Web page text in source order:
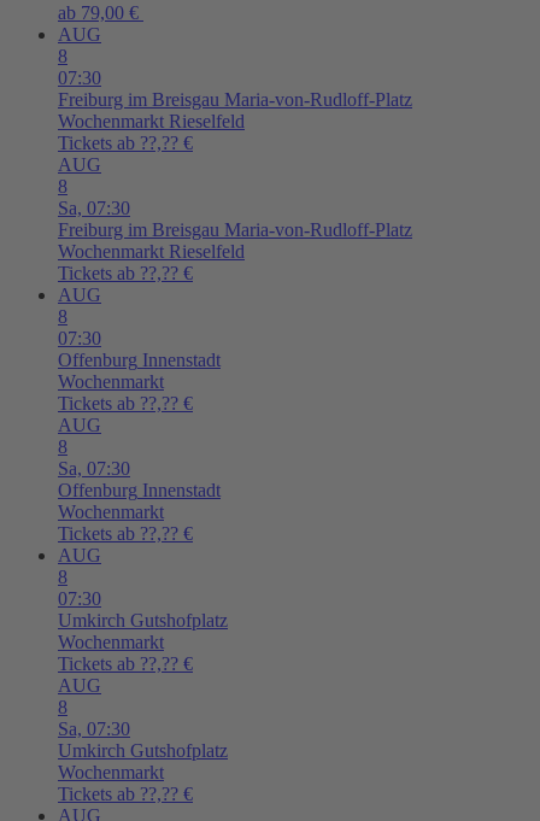
ab 79,00 €
AUG
8
07:30
Freiburg im Breisgau Maria-von-Rudloff-Platz
Wochenmarkt Rieselfeld
Tickets ab ??,?? €
AUG
8
Sa, 07:30
Freiburg im Breisgau Maria-von-Rudloff-Platz
Wochenmarkt Rieselfeld
Tickets ab ??,?? €
AUG
8
07:30
Offenburg Innenstadt
Wochenmarkt
Tickets ab ??,?? €
AUG
8
Sa, 07:30
Offenburg Innenstadt
Wochenmarkt
Tickets ab ??,?? €
AUG
8
07:30
Umkirch Gutshofplatz
Wochenmarkt
Tickets ab ??,?? €
AUG
8
Sa, 07:30
Umkirch Gutshofplatz
Wochenmarkt
Tickets ab ??,?? €
AUG